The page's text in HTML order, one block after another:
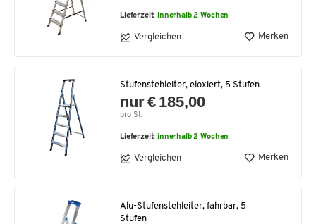
Lieferzeit:innerhalb 2 Wochen
Vergleichen Merken
Stufenstehleiter, eloxiert, 5 Stufen
nur € 185,00
pro St.
Lieferzeit:innerhalb 2 Wochen
Vergleichen Merken
Alu-Stufenstehleiter, fahrbar, 5
Stufen